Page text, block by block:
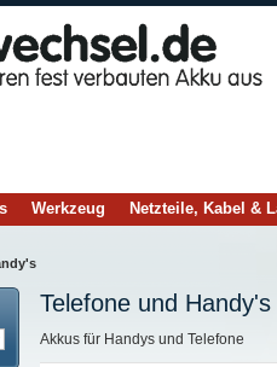
Werkzeug Netzteile, Kabel &
Telefone und Handy's
Akkus für Handys und Telefone